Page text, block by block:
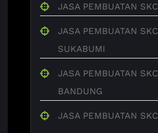
JASA PEMBUATAN
JASA PEMBUATAN
SUKABUMI
JASA PEMBUATAN
BANDUNG
JASA PEMBUATAN